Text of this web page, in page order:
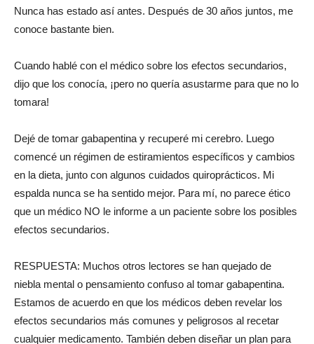
Nunca has estado así antes. Después de 30 años juntos, me
conoce bastante bien.
Cuando hablé con el médico sobre los efectos secundarios,
dijo que los conocía, ¡pero no quería asustarme para que no lo
tomara!
Dejé de tomar gabapentina y recuperé mi cerebro. Luego
comencé un régimen de estiramientos específicos y cambios
en la dieta, junto con algunos cuidados quiroprácticos. Mi
espalda nunca se ha sentido mejor. Para mí, no parece ético
que un médico NO le informe a un paciente sobre los posibles
efectos secundarios.
RESPUESTA: Muchos otros lectores se han quejado de
niebla mental o pensamiento confuso al tomar gabapentina.
Estamos de acuerdo en que los médicos deben revelar los
efectos secundarios más comunes y peligrosos al recetar
cualquier medicamento. También deben diseñar un plan para